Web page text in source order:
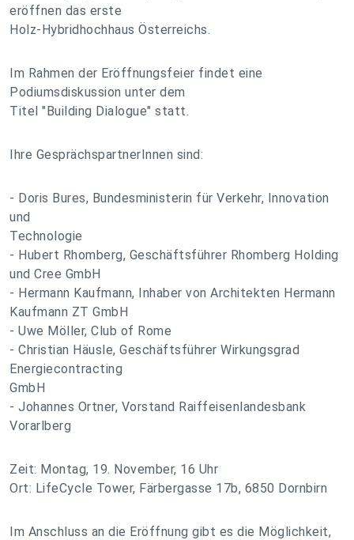
eröffnen das erste
Holz-Hybridhochhaus Österreichs.
Im Rahmen der Eröffnungsfeier findet eine
Podiumsdiskussion unter dem
Titel "Building Dialogue" statt.
Ihre GesprächspartnerInnen sind:
- Doris Bures, Bundesministerin für Verkehr, Innovation
und
Technologie
- Hubert Rhomberg, Geschäftsführer Rhomberg Holding
und Cree GmbH
- Hermann Kaufmann, Inhaber von Architekten Hermann
Kaufmann ZT GmbH
- Uwe Möller, Club of Rome
- Christian Häusle, Geschäftsführer Wirkungsgrad
Energiecontracting
GmbH
- Johannes Ortner, Vorstand Raiffeisenlandesbank
Vorarlberg
Zeit: Montag, 19. November, 16 Uhr
Ort: LifeCycle Tower, Färbergasse 17b, 6850 Dornbirn
Im Anschluss an die Eröffnung gibt es die Möglichkeit,